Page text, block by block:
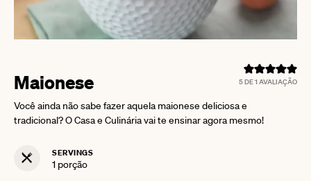
5DE 1 AVALIAÇÃO
Maionese
Você ainda não sabe fazer aquela maionese deliciosa e
tradicional? O Casa e Culinária vai te ensinar agora mesmo!
SERVINGS
1 porção